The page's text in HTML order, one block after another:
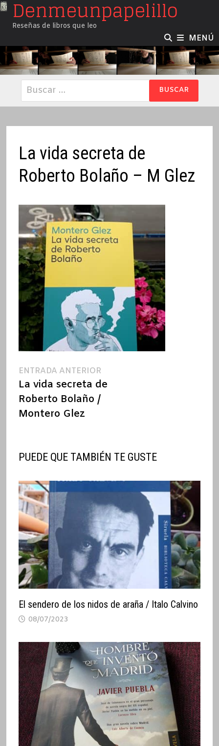
SaltarDenmeunpapelillo
Reseñas de libros que leo
MENÚ
Buscar:
La vida secreta de
Roberto Bolaño – M Glez
Navegación
de
entradas
ENTRADA ANTERIOREntrada
anterior:
La vida secreta de
Roberto Bolaño /
Montero Glez
PUEDE QUE TAMBIÉN TE GUSTE
El sendero de los nidos de araña / Italo Calvino
08/07/2023